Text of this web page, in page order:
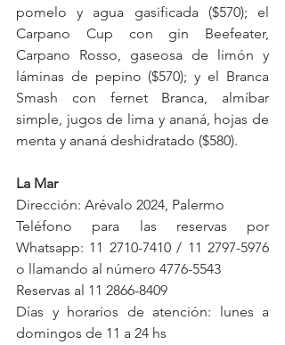
pomelo y agua gasificada ($570); el
Carpano Cup con gin Beefeater,
Carpano Rosso, gaseosa de limón y
láminas de pepino ($570); y el Branca
Smash con fernet Branca, almíbar
simple, jugos de lima y ananá, hojas de
menta y ananá deshidratado ($580).
La Mar
Dirección: Arévalo 2024, Palermo
Teléfono para las reservas por
Whatsapp: 11 2710-7410 / 11 2797-5976
o llamando al número 4776-5543
Reservas al 11 2866-8409
Días y horarios de atención: lunes a
domingos de 11 a 24 hs